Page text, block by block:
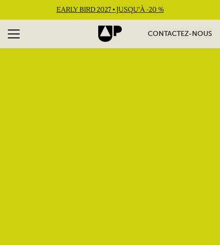
EARLY BIRD 2027 • JUSQU'À -20 %
CONTACTEZ-NOUS